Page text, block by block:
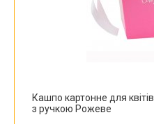
Кашпо картонне для квітів
з ручкою Рожеве